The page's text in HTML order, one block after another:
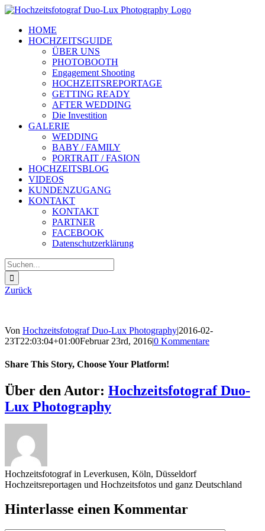
Zum
springenHOME
HOCHZEITSGUIDE
ÜBER UNS
PHOTOBOOTH
Engagement Shooting
HOCHZEITSREPORTAGE
GETTING READY
AFTER WEDDING
Die Investition
GALERIE
WEDDING
BABY / FAMILY
PORTRAIT / FASION
HOCHZEITSBLOG
VIDEOS
KUNDENZUGANG
KONTAKT
KONTAKT
PARTNER
FACEBOOK
Datenschutzerklärung
Suche
nach:
Zurück
Von Hochzeitsfotograf Duo-Lux Photography|2016-02-
23T22:03:04+01:00Februar 23rd, 2016|0 Kommentare
Share This Story, Choose Your Platform!
Sharing_facebook
Sharing_twitter
Sharing_reddit
Über den Autor: Hochzeitsfotograf Duo-
Lux Photography
Hochzeitsfotograf in Leverkusen, Köln, Düsseldorf
Hochzeitsreportagen und Hochzeitsfotos und ganz Deutschland
Hinterlasse einen Kommentar